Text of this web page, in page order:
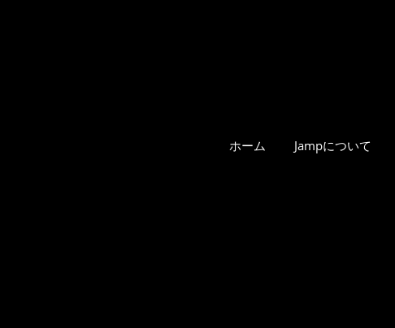
ホーム Jampについて